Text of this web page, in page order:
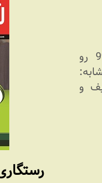
99999999999999999999999..9999999 رو
و